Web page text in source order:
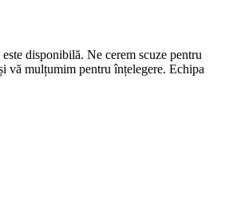
disponibilă. Ne cerem scuze pentru
vă mulțumim pentru înțelegere. Echipa